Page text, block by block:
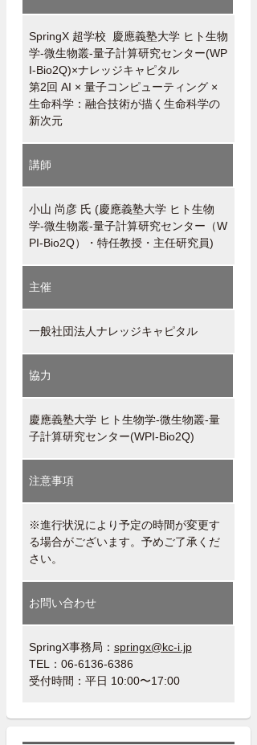
SpringX 超学校 慶應義塾大学 ヒト生物
学-微生物叢-量子計算研究センター(WP
I-Bio2Q)×ナレッジキャピタル
第2回 AI × 量子コンピューティング ×
生命科学：融合技術が描く生命科学の
新次元
講師
小山 尚彦 氏 (慶應義塾大学 ヒト生物
学-微生物叢-量子計算研究センター（W
PI-Bio2Q）・特任教授・主任研究員)
主催
一般社団法人ナレッジキャピタル
協力
慶應義塾大学 ヒト生物学-微生物叢-量
子計算研究センター(WPI-Bio2Q)
注意事項
※進行状況により予定の時間が変更す
る場合がございます。予めご了承くだ
さい。
お問い合わせ
SpringX事務局： springx@kc-i.jp
TEL：06-6136-6386
受付時間：平日 10:00〜17:00